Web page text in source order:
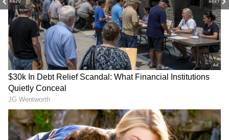
PREV NEXT
DOWNLOAD APP
தமிழ் சினிமா(Tamil Cinema News), டிவி